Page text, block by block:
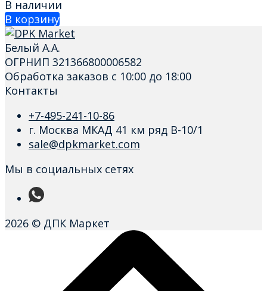
В наличии
В корзину
Белый А.А.
ОГРНИП 321366800006582
Обработка заказов с 10:00 до 18:00
Контакты
+7-495-241-10-86
г. Москва МКАД 41 км ряд В-10/1
sale@dpkmarket.com
Мы в социальных сетях
2026 © ДПК Маркет